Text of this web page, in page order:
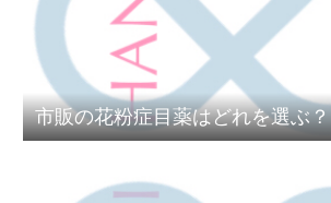
市販の花粉症目薬はどれを選ぶ？